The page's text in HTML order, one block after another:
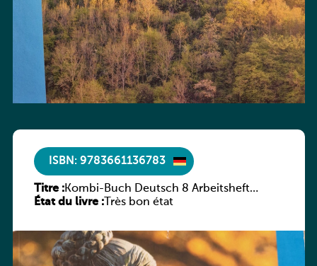
ISBN: 9783661136783
Titre :Kombi-Buch Deutsch 8 Arbeitsheft
(Neue Ausgabe Luxemburg)
État du livre :Très bon état